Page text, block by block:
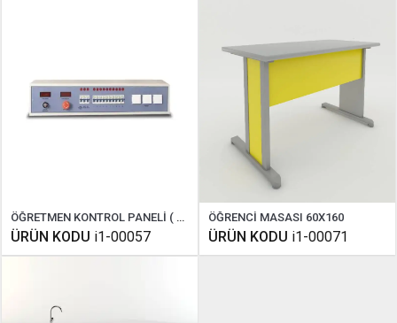
ÖĞRETMEN KONTROL PANELİ ( MASA ÜSTÜ 60 CM )
ÜRÜN KODU i1-00057
ÖĞRENCİ MASASI 60X160
ÜRÜN KODU i1-00071